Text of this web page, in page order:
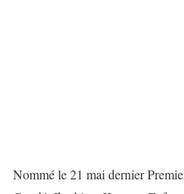
Nommé le 21 mai dernier